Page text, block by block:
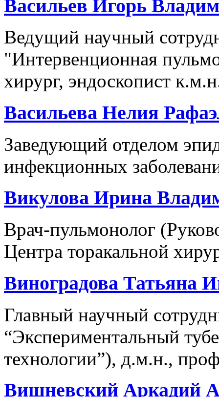
Васильев Игорь
Ведущий научный
"Интервенционная
хирург, эндоскопист
Васильева Нелия
Заведующий отделом
инфекционных
Викулова Ирина
Врач-пульмонолог
Центра торакальной
Виноградова Татьяна
Главный научный
“Экспериментальный
технологии”), д.м.н.,
Вишневский Аркадий